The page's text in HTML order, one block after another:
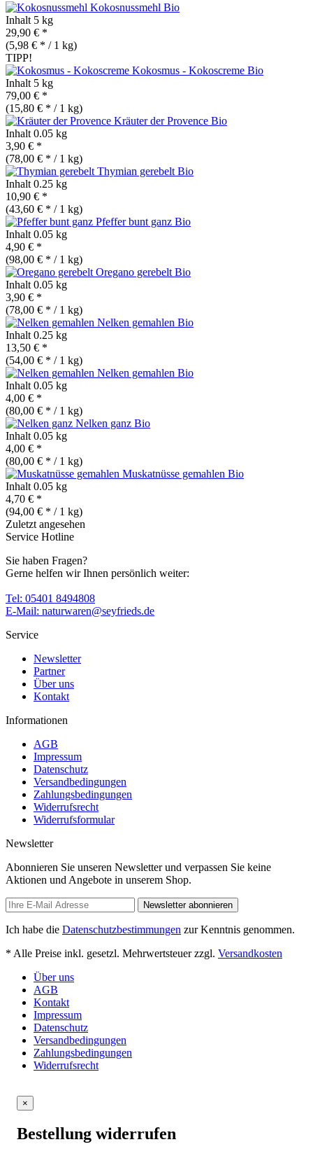
Kokosnussmehl Bio
Inhalt 5 kg
29,90 € *
(5,98 € * / 1 kg)
TIPP!
Kokosmus - Kokoscreme Bio
Inhalt 5 kg
79,00 € *
(15,80 € * / 1 kg)
Kräuter der Provence Bio
Inhalt 0.05 kg
3,90 € *
(78,00 € * / 1 kg)
Thymian gerebelt Bio
Inhalt 0.25 kg
10,90 € *
(43,60 € * / 1 kg)
Pfeffer bunt ganz Bio
Inhalt 0.05 kg
4,90 € *
(98,00 € * / 1 kg)
Oregano gerebelt Bio
Inhalt 0.05 kg
3,90 € *
(78,00 € * / 1 kg)
Nelken gemahlen Bio
Inhalt 0.25 kg
13,50 € *
(54,00 € * / 1 kg)
Nelken gemahlen Bio
Inhalt 0.05 kg
4,00 € *
(80,00 € * / 1 kg)
Nelken ganz Bio
Inhalt 0.05 kg
4,00 € *
(80,00 € * / 1 kg)
Muskatnüsse gemahlen Bio
Inhalt 0.05 kg
4,70 € *
(94,00 € * / 1 kg)
Zuletzt angesehen
Service Hotline
Sie haben Fragen?
Gerne helfen wir Ihnen persönlich weiter:
Tel: 05401 8494808
E-Mail: naturwaren@seyfrieds.de
Service
Newsletter
Partner
Über uns
Kontakt
Informationen
AGB
Impressum
Datenschutz
Versandbedingungen
Zahlungsbedingungen
Widerrufsrecht
Widerrufsformular
Newsletter
Abonnieren Sie unseren Newsletter und verpassen Sie keine
Aktionen und Angebote in unserem Shop.
Newsletter abonnieren
Ich habe die Datenschutzbestimmungen zur Kenntnis genommen.
* Alle Preise inkl. gesetzl. Mehrwertsteuer zzgl. Versandkosten
Über uns
AGB
Kontakt
Impressum
Datenschutz
Versandbedingungen
Zahlungsbedingungen
Widerrufsrecht
×
Bestellung widerrufen